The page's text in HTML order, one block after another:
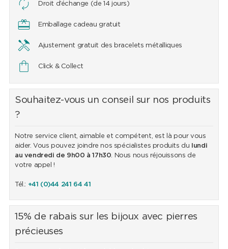
Droit d’échange (de 14 jours)
Emballage cadeau gratuit
Ajustement gratuit des bracelets métalliques
Click & Collect
Souhaitez-vous un conseil sur nos produits
?
Notre service client, aimable et compétent, est là pour vous
aider. Vous pouvez joindre nos spécialistes produits du
lundi
au vendredi de 9h00 à 17h30. Nous nous réjouissons de
votre appel !
Tél.: +41 (0)44 241 64 41
15% de rabais sur les bijoux avec pierres
précieuses